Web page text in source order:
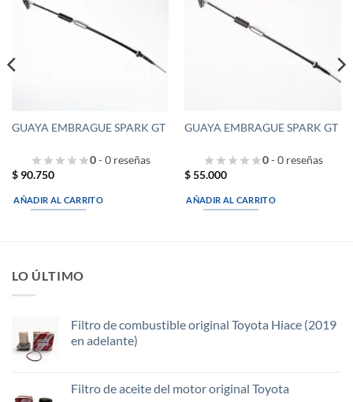
GUAYA EMBRAGUE SPARK GT
0- 0 reseñas
$90.750
AÑADIR AL CARRITO
GUAYA EMBRAGUE SPARK GT
0- 0 reseñas
$55.000
AÑADIR AL CARRITO
LO ÚLTIMO
Filtro de combustible original Toyota Hiace (2019
en adelante)
Filtro de aceite del motor original Toyota